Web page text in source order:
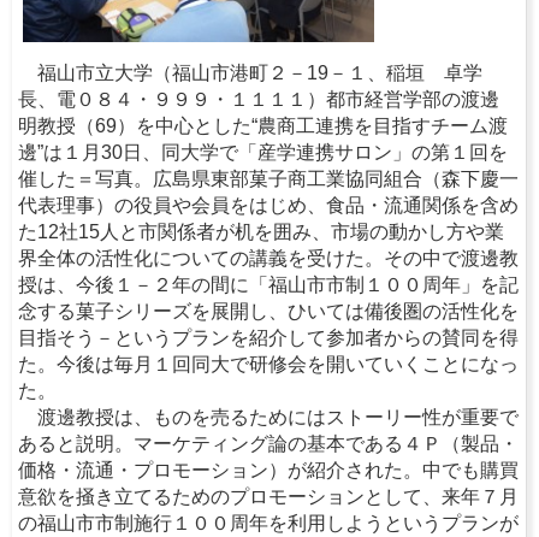
福山市立大学（福山市港町２－19－１、稲垣 卓学
長、電０８４・９９９・１１１１）都市経営学部の渡邊
明教授（69）を中心とした“農商工連携を目指すチーム渡
邊”は１月30日、同大学で「産学連携サロン」の第１回を
催した＝写真。広島県東部菓子商工業協同組合（森下慶一
代表理事）の役員や会員をはじめ、食品・流通関係を含め
た12社15人と市関係者が机を囲み、市場の動かし方や業
界全体の活性化についての講義を受けた。その中で渡邊教
授は、今後１－２年の間に「福山市市制１００周年」を記
念する菓子シリーズを展開し、ひいては備後圏の活性化を
目指そう－というプランを紹介して参加者からの賛同を得
た。今後は毎月１回同大で研修会を開いていくことになっ
た。
渡邊教授は、ものを売るためにはストーリー性が重要で
あると説明。マーケティング論の基本である４Ｐ（製品・
価格・流通・プロモーション）が紹介された。中でも購買
意欲を掻き立てるためのプロモーションとして、来年７月
の福山市市制施行１００周年を利用しようというプランが